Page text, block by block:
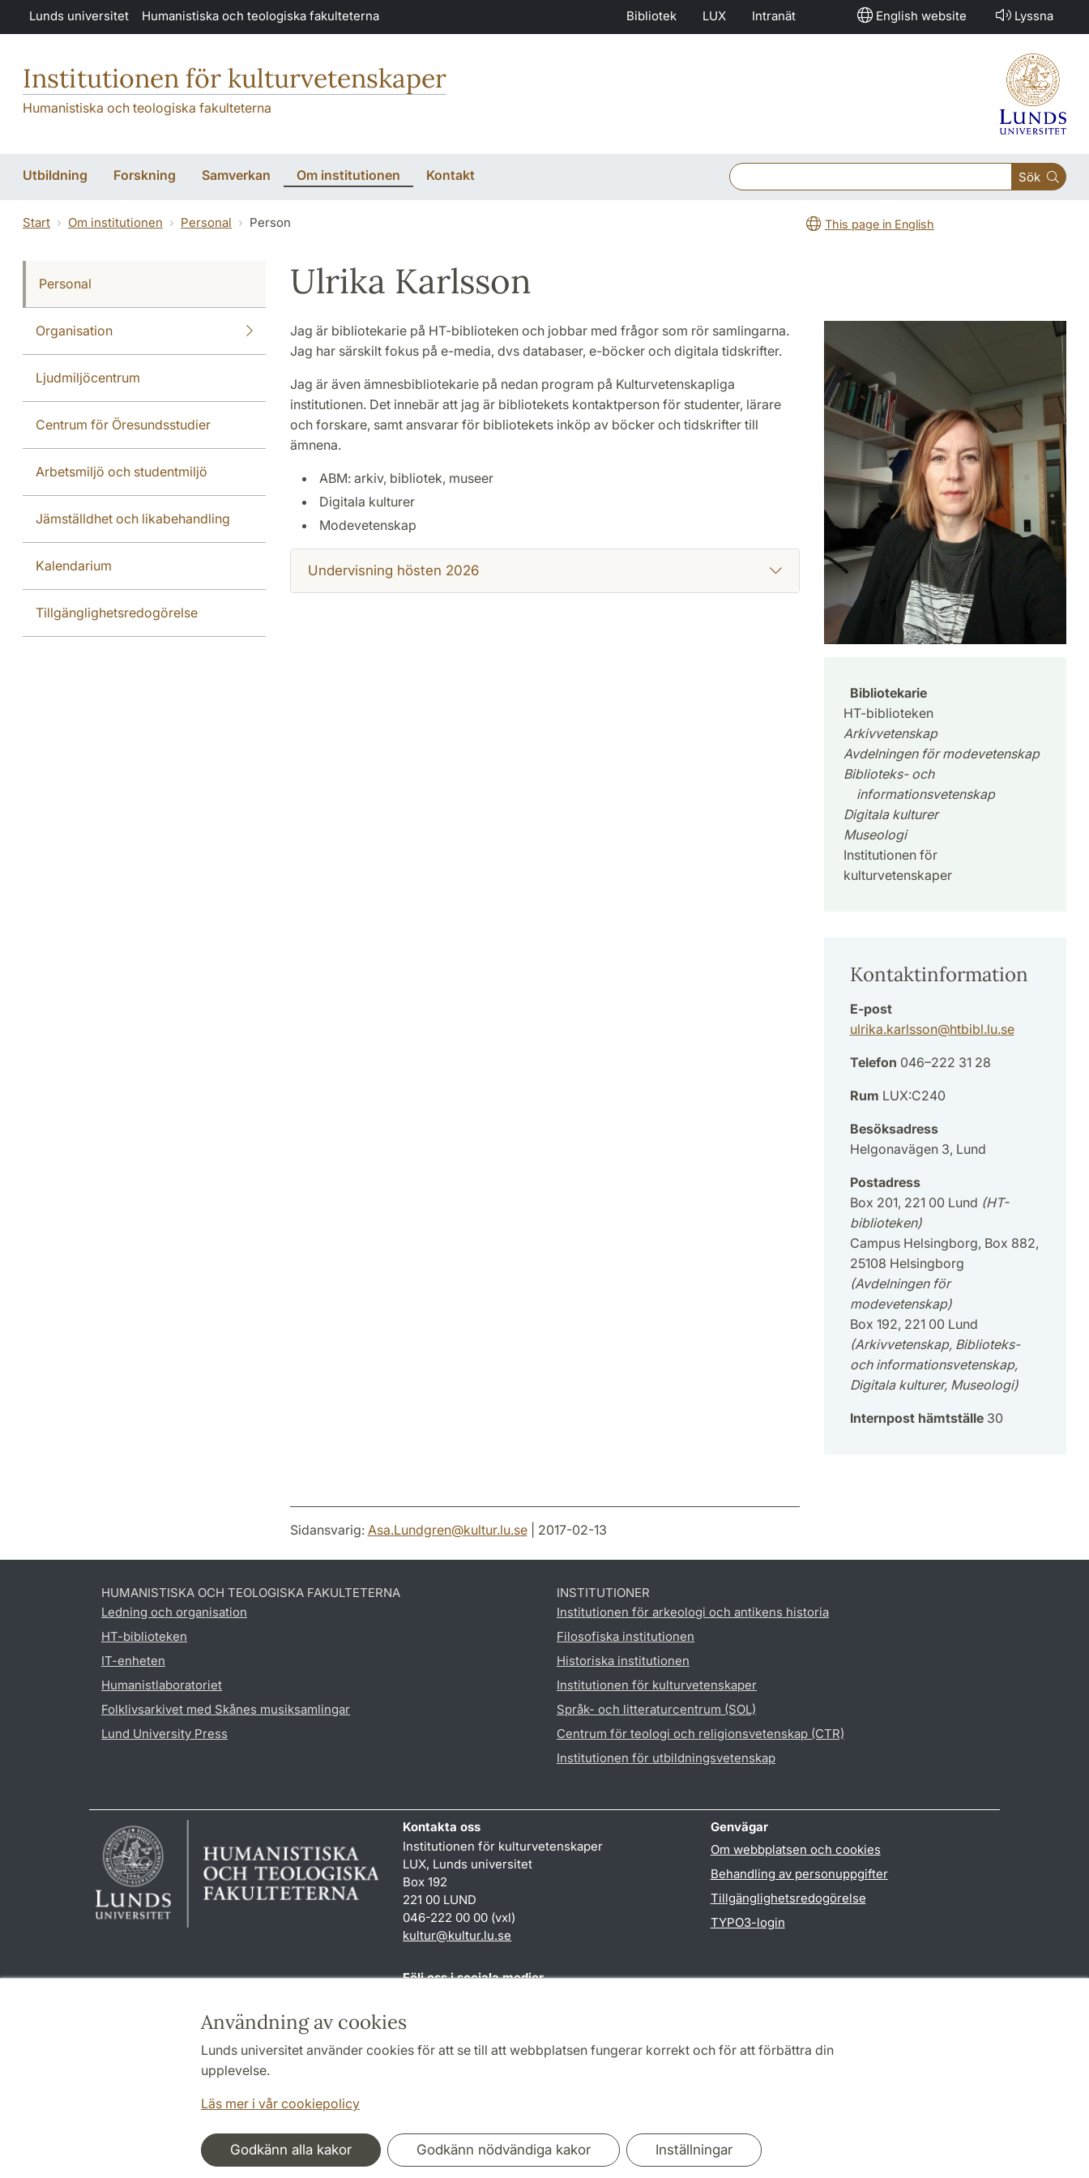
Hoppa till huvudinnehåll
Användning av cookies
Lunds universitet använder cookies för att se till att webbplatsen fungerar korrekt och för att förbättra din
upplevelse.
Läs mer i vår cookiepolicy
Godkänn alla kakor Godkänn nödvändiga kakor Inställningar
Lunds universitet Humanistiska och teologiska fakulteterna Bibliotek LUX Intranät English website Lyssna
Institutionen för kulturvetenskaper
Humanistiska och teologiska fakulteterna
Utbildning Forskning Samverkan Om institutionen Kontakt Sök
Start Om institutionen Personal Person This page in English
Personal
Organisation
Ljudmiljöcentrum
Centrum för Öresundsstudier
Arbetsmiljö och studentmiljö
Jämställdhet och likabehandling
Kalendarium
Tillgänglighetsredogörelse
Ulrika Karlsson
Jag är bibliotekarie på HT-biblioteken och jobbar med frågor som rör samlingarna.
Jag har särskilt fokus på e-media, dvs databaser, e-böcker och digitala tidskrifter.
Jag är även ämnesbibliotekarie på nedan program på Kulturvetenskapliga
institutionen. Det innebär att jag är bibliotekets kontaktperson för studenter, lärare
och forskare, samt ansvarar för bibliotekets inköp av böcker och tidskrifter till
ämnena.
ABM: arkiv, bibliotek, museer
Digitala kulturer
Modevetenskap
Undervisning hösten 2026
Bibliotekarie
HT-biblioteken
Arkivvetenskap
Avdelningen för modevetenskap
Biblioteks- och
informationsvetenskap
Digitala kulturer
Museologi
Institutionen för
kulturvetenskaper
Kontaktinformation
E-post
ulrika.karlsson@htbibl.lu.se
Telefon 046–222 31 28
Rum LUX:C240
Besöksadress
Helgonavägen 3, Lund
Postadress
Box 201, 221 00 Lund (HT-
biblioteken)
Campus Helsingborg, Box 882,
25108 Helsingborg
(Avdelningen för
modevetenskap)
Box 192, 221 00 Lund
(Arkivvetenskap, Biblioteks-
och informationsvetenskap,
Digitala kulturer, Museologi)
Internpost hämtställe30
Sidansvarig: Asa.Lundgren@kultur.lu.se| 2017-02-13
HUMANISTISKA OCH TEOLOGISKA FAKULTETERNA
Ledning och organisation
HT-biblioteken
IT-enheten
Humanistlaboratoriet
Folklivsarkivet med Skånes musiksamlingar
Lund University Press
INSTITUTIONER
Institutionen för arkeologi och antikens historia
Filosofiska institutionen
Historiska institutionen
Institutionen för kulturvetenskaper
Språk- och litteraturcentrum (SOL)
Centrum för teologi och religionsvetenskap (CTR)
Institutionen för utbildningsvetenskap
Kontakta oss
Institutionen för kulturvetenskaper
LUX, Lunds universitet
Box 192
221 00 LUND
046-222 00 00 (vxl)
kultur@kultur.lu.se
Genvägar
Om webbplatsen och cookies
Behandling av personuppgifter
Tillgänglighetsredogörelse
TYPO3-login
Följ oss i sociala medier